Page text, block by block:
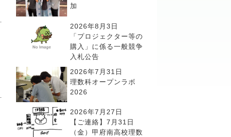
加
2026年8月3日
「プロジェクター等の
購入」に係る一般競争
入札公告
2026年7月31日
理数科オープンラボ
2026
2026年7月27日
【ご連絡】7月31日
（金）甲府南高校理数